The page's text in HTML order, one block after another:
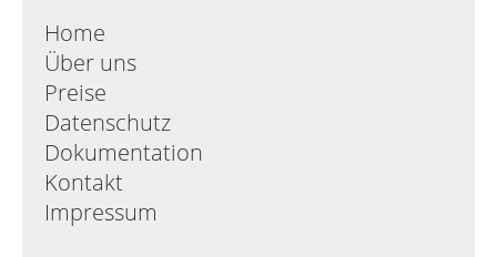
Home
Über uns
Preise
Datenschutz
Dokumentation
Kontakt
Impressum